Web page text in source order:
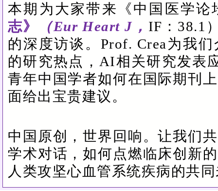
本期为大家带来《中国医学论
志》
（Eur Heart J， IF：38.1
的深度访谈。Prof. Crea为我
的研究热点，AI相关研究发表
青年中国学者如何在国际期刊
面给出宝贵建议。
中国原创，世界回响。让我们
学术对话，如何点燃临床创新
人类攻坚心血管系统疾病的共